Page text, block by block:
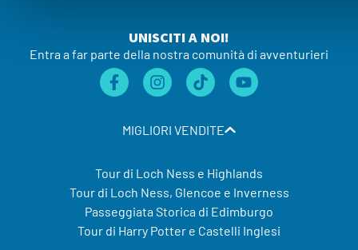
UNISCITI A NOI!
Entra a far parte della nostra comunità di avventurieri
MIGLIORI VENDITE
Tour di Loch Ness e Highlands
Tour di Loch Ness, Glencoe e Inverness
Passeggiata Storica di Edimburgo
Tour di Harry Potter e Castelli Inglesi